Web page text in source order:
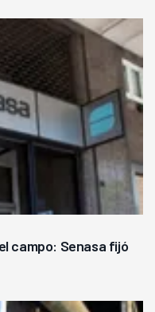
campo: Senasa fijó